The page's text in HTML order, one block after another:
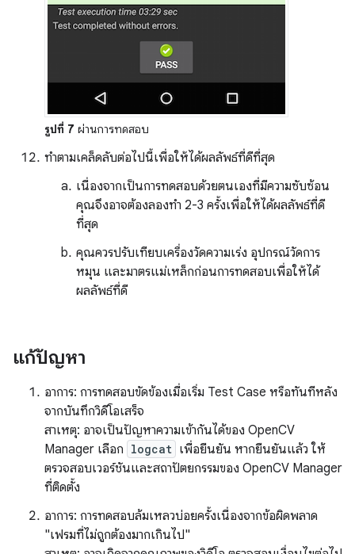
รูปที่ 7 ผ่านการทดสอบ
ทําตามเคล็ดลับต่อไปนี้เพื่อให้ได้ผลลัพธ์ที่ดีที่สุด
เนื่องจากเป็นการทดสอบด้วยตนเองที่มีความซับซ้อน
คุณจึงอาจต้องลองทำ 2-3 ครั้งเพื่อให้ได้ผลลัพธ์ที่ดี
ที่สุด
คุณควรปรับเทียบเครื่องวัดความเร่ง อุปกรณ์วัดการ
หมุน และมาตรแม่เหล็กก่อนการทดสอบเพื่อให้ได้
ผลลัพธ์ที่ดี
แก้ปัญหา
อาการ: การทดสอบขัดข้องเมื่อเริ่ม Test Case หรือทันทีหลัง
จากบันทึกวิดีโอเสร็จ
สาเหตุ: อาจเป็นปัญหาความเข้ากันได้ของ OpenCV
Manager เลือก logcat เพื่อยืนยัน หากยืนยันแล้ว ให้
ตรวจสอบเวอร์ชันและสถาปัตยกรรมของ OpenCV Manager
ที่ติดตั้ง
อาการ: การทดสอบล้มเหลวบ่อยครั้งเนื่องจากข้อผิดพลาด
"เฟรมที่ไม่ถูกต้องมากเกินไป"